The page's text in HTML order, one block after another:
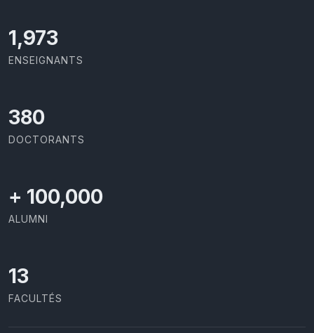
2,086
ENSEIGNANTS
414
DOCTORANTS
+ 100,000
ALUMNI
13
FACULTÉS